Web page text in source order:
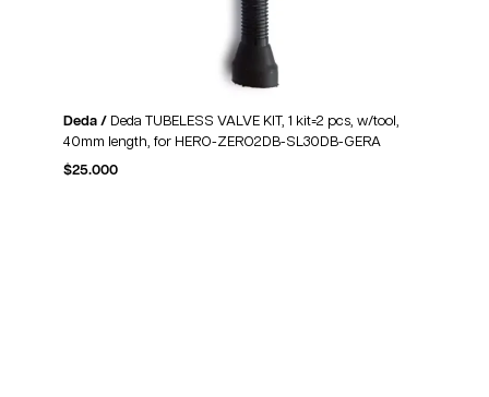
Deda / Deda TUBELESS VALVE KIT, 1 kit=2 pcs, w/tool,
40mm length, for HERO-ZERO2DB-SL30DB-GERA
$25.000